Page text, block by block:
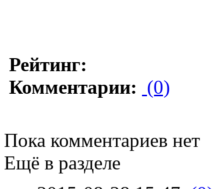
Рейтинг:
Комментарии: (0)
Пока комментариев нет
Ещё в разделе